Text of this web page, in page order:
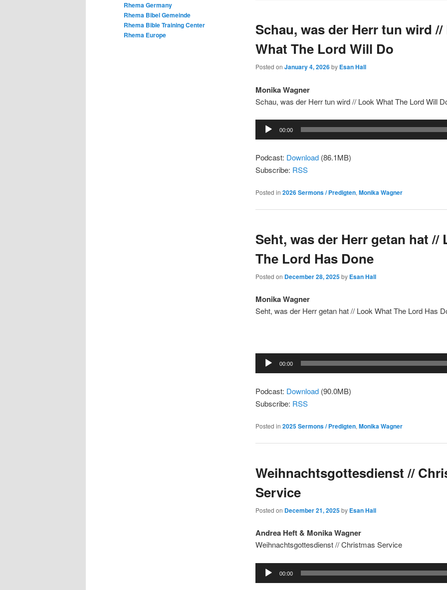
Schau, was der Herr tun wird
What The Lord Will Do
Posted on January 4, 2026by Esan Hall
Monika Wagner
Schau, was der Herr tun wird // Look What The Lord Will
Audio
00:00
Podcast: Download (86.1MB)
Subscribe: RSS
Posted in 2026 Sermons / Predigten, Monika Wagner
Seht, was der Herr getan hat //
The Lord Has Done
Posted on December 28, 2025by Esan Hall
Monika Wagner
Seht, was der Herr getan hat // Look What The Lord Has
Audio
00:00
Podcast: Download (90.0MB)
Subscribe: RSS
Posted in 2025 Sermons / Predigten,Monika Wagner
Weihnachtsgottesdienst //
Service
Posted on December 21, 2025by Esan Hall
Andrea Heft & Monika Wagner
Weihnachtsgottesdienst // Christmas Service
Audio
Player
00:00
Rhema Germany
Rhema Bibel Gemeinde
Rhema Bible Training Center
Rhema Europe